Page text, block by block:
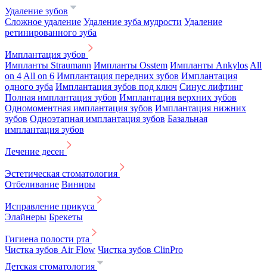
Удаление зубов
Сложное удаление Удаление зуба мудрости Удаление
ретинированного зуба
Имплантация зубов
Импланты Straumann Импланты Osstem Импланты Ankylos All
on 4 All on 6 Имплантация передних зубов Имплантация
одного зуба Имплантация зубов под ключ Синус лифтинг
Полная имплантация зубов Имплантация верхних зубов
Одномоментная имплантация зубов Имплантация нижних
зубов Одноэтапная имплантация зубов Базальная
имплантация зубов
Лечение десен
Эстетическая стоматология
Отбеливание Виниры
Исправление прикуса
Элайнеры Брекеты
Гигиена полости рта
Чистка зубов Air Flow Чистка зубов ClinPro
Детская стоматология